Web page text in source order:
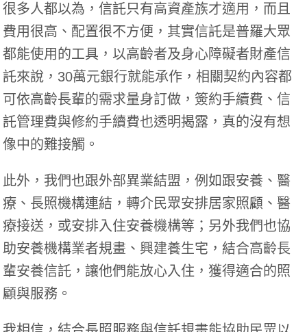
很多人都以為，信託只有高資產族才適用，而且
費用很高、配置很不方便，其實信託是普羅大眾
都能使用的工具，以高齡者及身心障礙者財產信
託來說，30萬元銀行就能承作，相關契約內容都
可依高齡長輩的需求量身訂做，簽約手續費、信
託管理費與修約手續費也透明揭露，真的沒有想
像中的難接觸。
此外，我們也跟外部異業結盟，例如跟安養、醫
療、長照機構連結，轉介民眾安排居家照顧、醫
療接送，或安排入住安養機構等；另外我們也協
助安養機構業者規畫、興建養生宅，結合高齡長
輩安養信託，讓他們能放心入住，獲得適合的照
顧與服務。